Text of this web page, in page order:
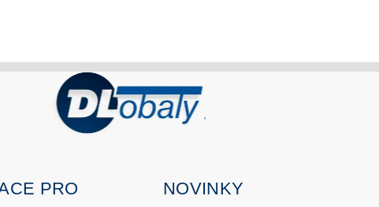
PRO
NOVINKY